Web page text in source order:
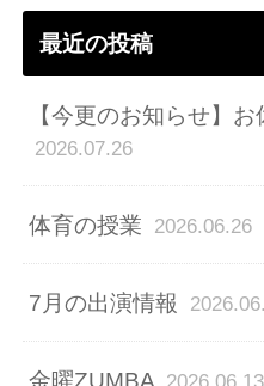
最近の投稿
【今更のお知らせ】お
2026.07.26
体育の授業 2026.06.26
7月の出演情報
金曜ZUMBA